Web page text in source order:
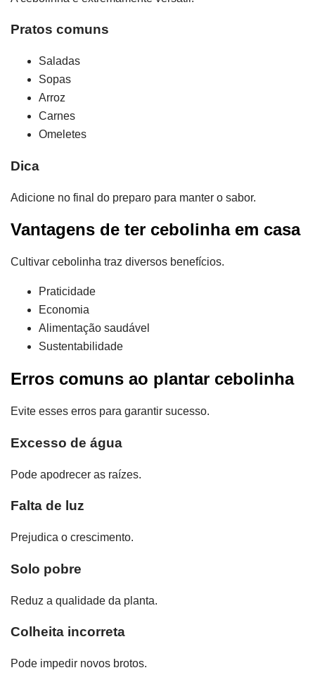
Pratos comuns
Saladas
Sopas
Arroz
Carnes
Omeletes
Dica
Adicione no final do preparo para manter o sabor.
Vantagens de ter cebolinha em casa
Cultivar cebolinha traz diversos benefícios.
Praticidade
Economia
Alimentação saudável
Sustentabilidade
Erros comuns ao plantar cebolinha
Evite esses erros para garantir sucesso.
Excesso de água
Pode apodrecer as raízes.
Falta de luz
Prejudica o crescimento.
Solo pobre
Reduz a qualidade da planta.
Colheita incorreta
Pode impedir novos brotos.